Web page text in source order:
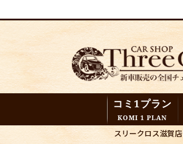
コミ1プラン
KOMI 1 PLAN
スリークロス滋賀店